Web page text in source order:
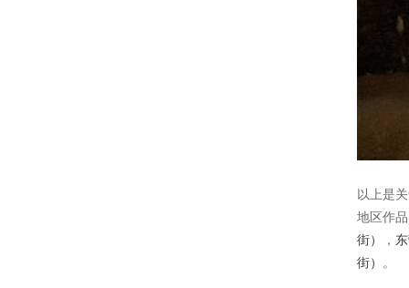
以上是
地区作
街）
，
街） 。